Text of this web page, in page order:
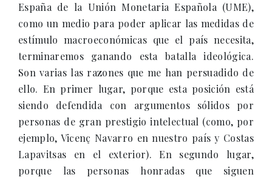
España de la Unión Monetaria Española (UME),
como un medio para poder aplicar las medidas de
estímulo macroeconómicas que el país necesita,
terminaremos ganando esta batalla ideológica.
Son varias las razones que me han persuadido de
ello. En primer lugar, porque esta posición está
siendo defendida con argumentos sólidos por
personas de gran prestigio intelectual (como, por
ejemplo, Vicenç Navarro en nuestro país y Costas
Lapavitsas en el exterior). En segundo lugar,
porque las personas honradas que siguen